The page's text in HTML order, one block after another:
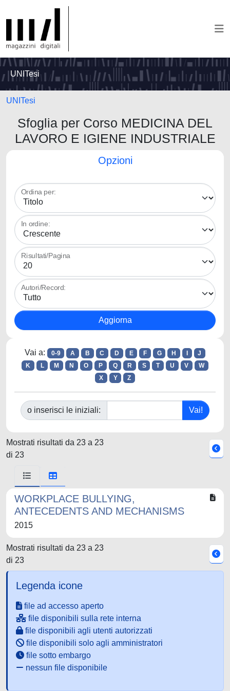
UNITesi
UNITesi
Sfoglia per Corso MEDICINA DEL
LAVORO E IGIENE INDUSTRIALE
Opzioni
Ordina per:
In ordine:
Risultati/Pagina
Autori/Record:
Vai a: 0-9 A B C D E F G H
J
K
L M N O P Q R S T U V
W
X
Y Z
o inserisci le iniziali:
Mostrati risultati da 23 a 23
di 23
WORKPLACE BULLYING,
ANTECEDENTS AND MECHANISMS
2015
Mostrati risultati da 23 a 23
di 23
Legenda icone
file ad accesso aperto
file disponibili sulla rete interna
file disponibili agli utenti autorizzati
file disponibili solo agli amministratori
file sotto embargo
nessun file disponibile